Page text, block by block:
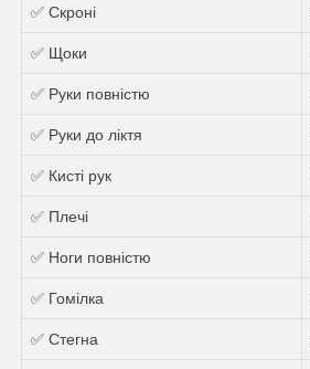
✅ Скроні
✅ Щоки
✅ Руки повністю
✅ Руки до ліктя
✅ Кисті рук
✅ Плечі
✅ Ноги повністю
✅ Гомілка
✅ Стегна